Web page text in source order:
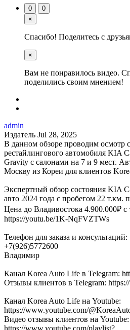
0
0
×
Спасибо! Поделитесь с
×
Вам не понравилось видео.
поделились своим мнением!
admin
Издатель Jul 28, 2025
В данном обзоре проводим осмотр
рестайлингового автомобиля KIA
Gravity с салонами на 7 и 9 мест.
Москву из Кореи для клиентов
Экспертный обзор состояния KIA
авто 2024 года с пробегом 22 т.км.
Цена до Владивостока 4.900.000₽ с
https://youtu.be/1K-NqFVZTWs
Телефон для заказа и консультаций:
+7(926)5772600
Владимир
Канал Korea Auto Life в Telegram:
Отзывы клиентов в Telegram:
Канал Korea Auto Life на Youtube:
https://www.youtube.com/
Видео отзывы клиентов на Youtube:
https://www.youtube.com/playlist?